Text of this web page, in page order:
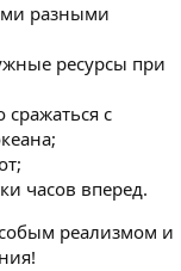
разными
ресурсы при
с
часов вперед.
реализмом и